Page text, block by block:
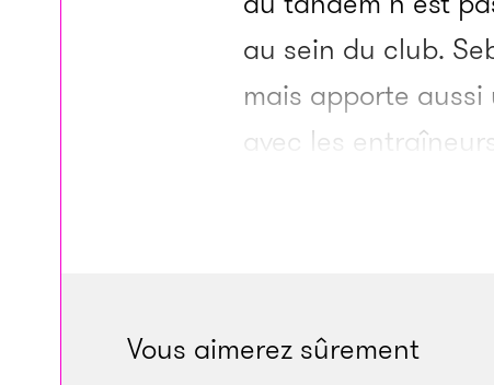
au sein du club.
mais apporte
avec les
rapport peut être
du monde 2013
Vous aimerez sûrement